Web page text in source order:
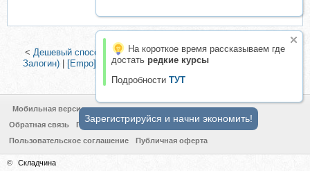
На короткое время рассказываем где
достать редкие курсы
Подробности ТУТ
< Дешевый способ заменить Яндекс-Директ, 2014 (Александр
Залогин) | [Empo] Курс по веб-аналитике c нуля до разработки
стратегии продвижения
Мобильная версия
Обратная связь
Политика конфиденциальности
Пользовательское соглашение
Публичная оферта
© Складчина
Зарегистрируйся и начни экономить!